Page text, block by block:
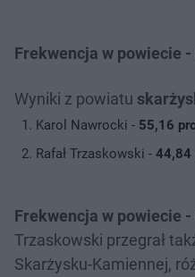
Frekwencja w powiecie -
Wyniki z powiatu
Karol Nawrocki - 55,16
Rafał Trzaskowski - 44,84
Frekwencja w powiecie -
Trzaskowski przegrał
Skarżysku-Kamiennej,